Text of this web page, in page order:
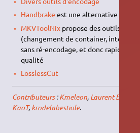
Handbrake est une alternative
MKVToolNixpropose des outils
(changement de container,
sans ré-encodage, et donc
qualité
LosslessCut
Contributeurs:Kmeleon, Laurent
KaoT, krodelabestiole.